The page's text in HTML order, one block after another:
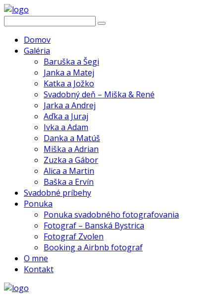
Domov
Galéria
Baruška a Šegi
Janka a Matej
Katka a Jožko
Svadobný deň – Miška & René
Jarka a Andrej
Aďka a Juraj
Ivka a Adam
Danka a Matúš
Miška a Adrian
Zuzka a Gábor
Alica a Martin
Baška a Ervín
Svadobné príbehy
Ponuka
Ponuka svadobného fotografovania
Fotograf – Banská Bystrica
Fotograf Zvolen
Booking a Airbnb fotograf
O mne
Kontakt